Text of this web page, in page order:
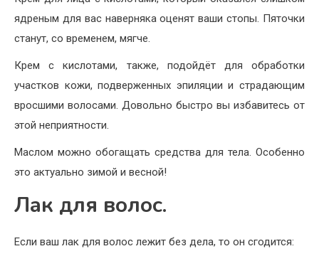
ядреным для вас наверняка оценят ваши стопы. Пяточки
станут, со временем, мягче.
Крем с кислотами, также, подойдёт для обработки
участков кожи, подверженных эпиляции и страдающим
вросшими волосами. Довольно быстро вы избавитесь от
этой неприятности.
Маслом можно обогащать средства для тела. Особенно
это актуально зимой и весной!
Лак для волос.
Если ваш лак для волос лежит без дела, то он сгодится: